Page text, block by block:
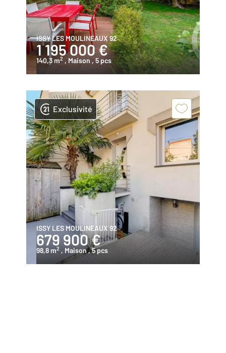
ISSY LES MOULINEAUX 92
1 195 000 €
140,3 m2 , Maison, 5 pcs
Exclusivité
ISSY LES MOULINEAUX 92
679 900 €
98,8 m2 , Maison, 5 pcs